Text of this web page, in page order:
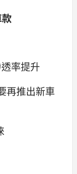
率提升
再推出新車